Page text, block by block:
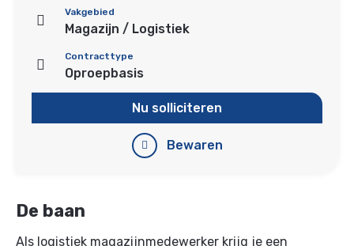
Vakgebied
Magazijn / Logistiek
Contracttype
Oproepbasis
Nu solliciteren
Bewaren
De baan
Als logistiek magazijnmedewerker krijg je een